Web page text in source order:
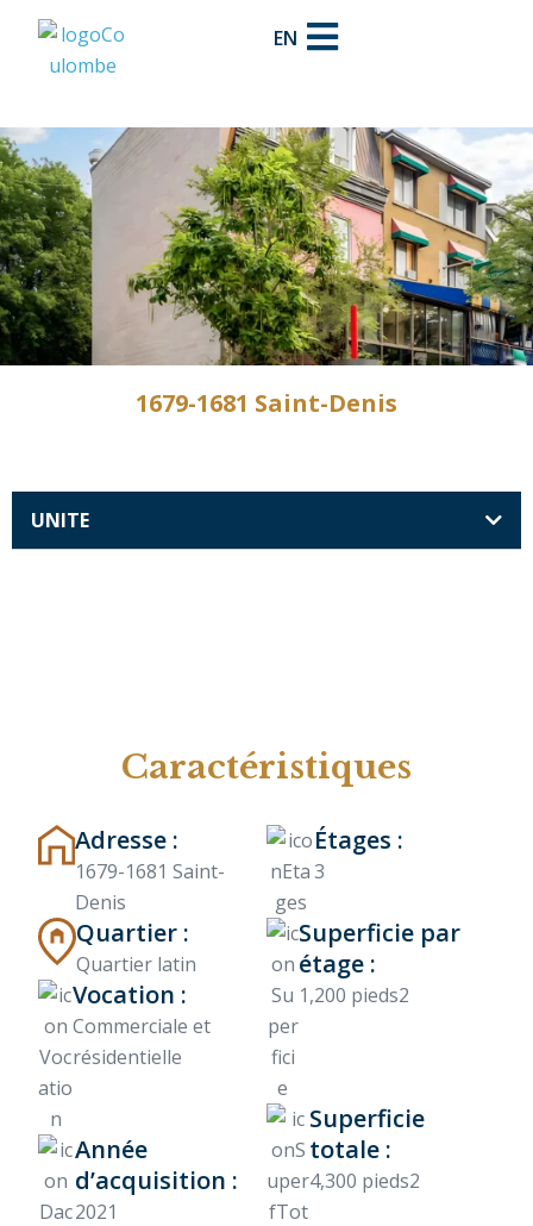
EN
1679-1681 Saint-Denis
UNITE
Caractéristiques
Adresse :
1679-1681 Saint-
Denis
Quartier :
Quartier latin
Vocation :
Commerciale et
résidentielle
Année
d’acquisition :
2021
Étages :
3
Superficie par
étage :
1,200 pieds2
Superficie
totale :
4,300 pieds2